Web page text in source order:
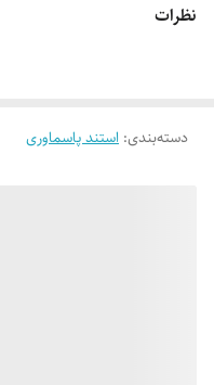
سفارش به‌منزله‌ی پذیرش این
نظرات
دسته‌بندی: استند پاسماوری